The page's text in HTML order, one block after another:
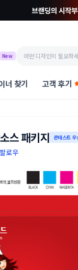
New
너 찾기 고객 후기
스 패키지 콘테스트 우
팔로우